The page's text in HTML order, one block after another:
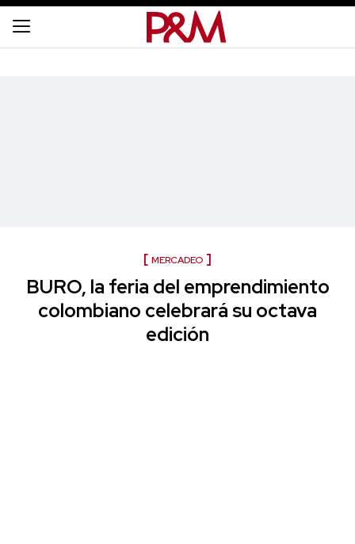
MERCADEO
BURO, la feria del emprendimiento
colombiano celebrará su octava
edición